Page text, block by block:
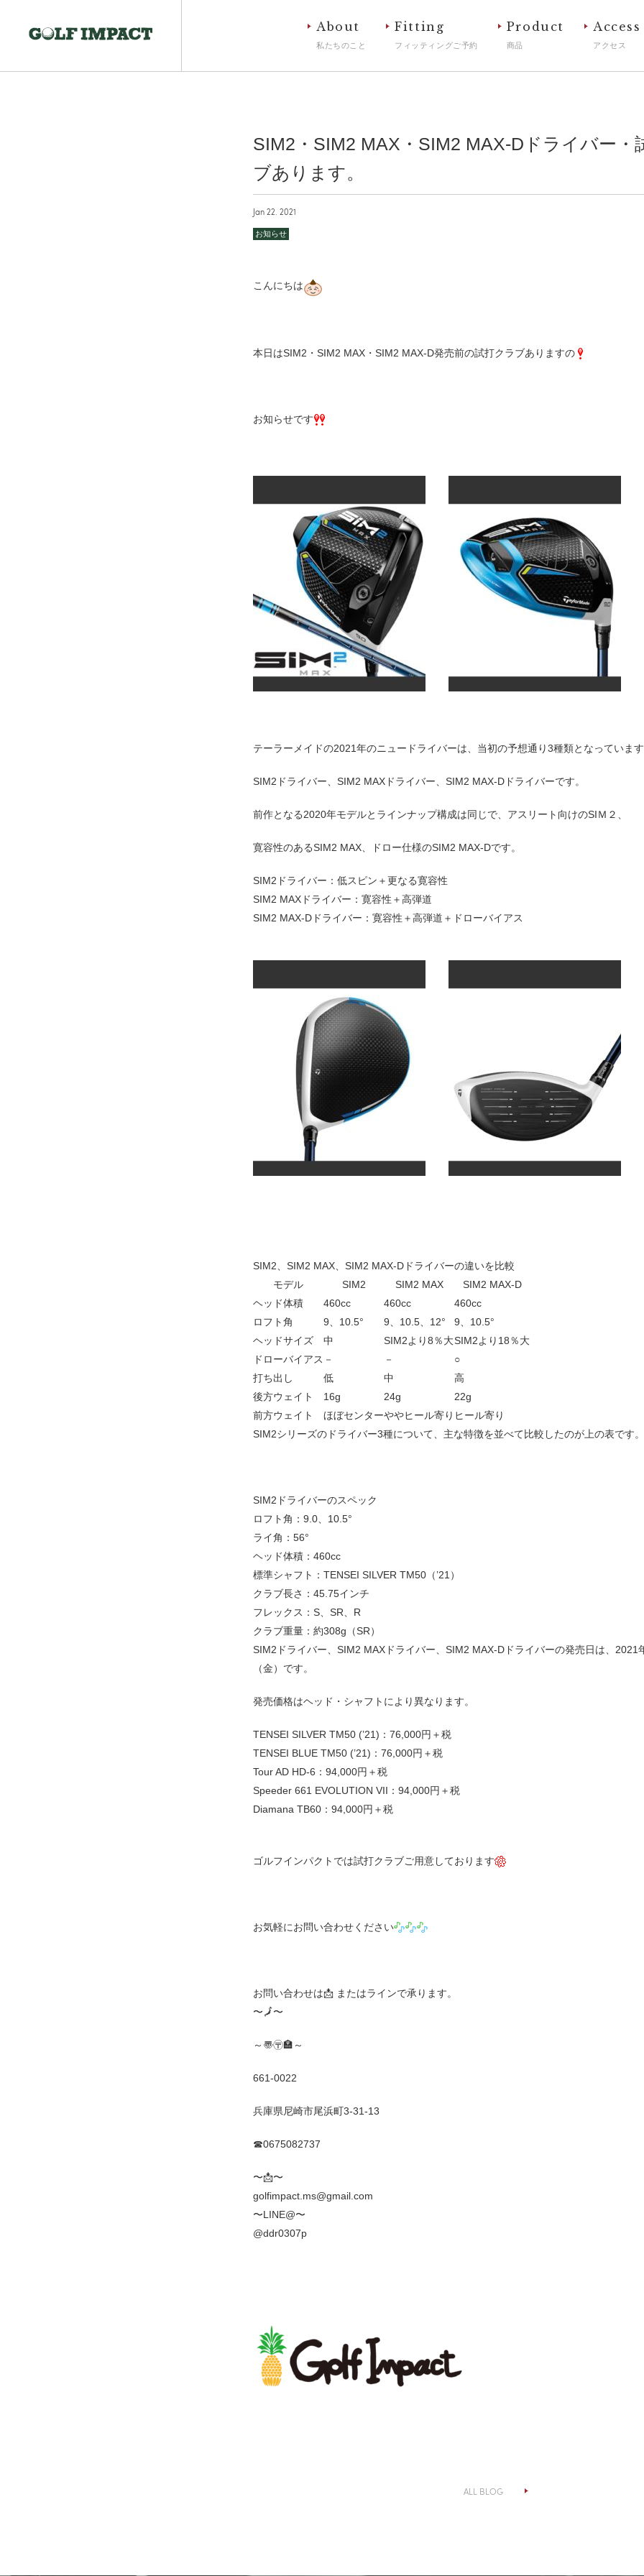
About
私たちのこと
Fitting
フィッティングご予約
Product
商品
Access
アクセス
SIM2・SIM2 MAX・SIM2 MAX-Dドライバー・
ブあります。
Jan 22. 2021
お知らせ
こんにちは
本日はSIM2・SIM2 MAX・SIM2 MAX-D発売前の試打クラブありますの
お知らせです
テーラーメイドの2021年のニュードライバーは、当初の予想通り3種類となっています
SIM2ドライバー、SIM2 MAXドライバー、SIM2 MAX-Dドライバーです。
前作となる2020年モデルとラインナップ構成は同じで、アスリート向けのSIＭ２、
寛容性のあるSIM2 MAX、ドロー仕様のSIM2 MAX-Dです。
SIM2ドライバー：低スピン＋更なる寛容性
SIM2 MAXドライバー：寛容性＋高弾道
SIM2 MAX-Dドライバー：寛容性＋高弾道＋ドローバイアス
SIM2、SIM2 MAX、SIM2 MAX-Dドライバーの違いを比較
モデル
SIM2 SIM2 MAX
SIM2 MAX-D
ヘッド体積
460cc 460cc
460cc
ロフト角
9、10.5° 9、10.5、12°
9、10.5°
ヘッドサイズ
中 SIM2より8％大SIM2より18％大
ドローバイアス － －
○
打ち出し
低 中
高
後方ウェイト
16g 24g
22g
前方ウェイト
ほぼセンターややヒール寄り ヒール寄り
SIM2シリーズのドライバー3種について、主な特徴を並べて比較したのが上の表です。
SIM2ドライバーのスペック
ロフト角：9.0、10.5°
ライ角：56°
ヘッド体積：460cc
標準シャフト：TENSEI SILVER TM50（’21）
クラブ長さ：45.75インチ
フレックス：S、SR、R
クラブ重量：約308g（SR）
SIM2ドライバー、SIM2 MAXドライバー、SIM2 MAX-Dドライバーの発売日は、2021
（金）です。
発売価格はヘッド・シャフトにより異なります。
TENSEI SILVER TM50 (’21)：76,000円＋税
TENSEI BLUE TM50 (’21)：76,000円＋税
Tour AD HD-6：94,000円＋税
Speeder 661 EVOLUTION VII：94,000円＋税
Diamana TB60：94,000円＋税
ゴルフインパクトでは試打クラブご用意しております
お気軽にお問い合わせください
お問い合わせは📩 またはラインで承ります。
〜 🗾〜
～〠〶🏣～
661-0022
兵庫県尼崎市尾浜町3-31-13
☎0675082737
〜📩〜
golfimpact.ms@gmail.com
〜LINE@〜
@ddr0307p
ALL BLOG